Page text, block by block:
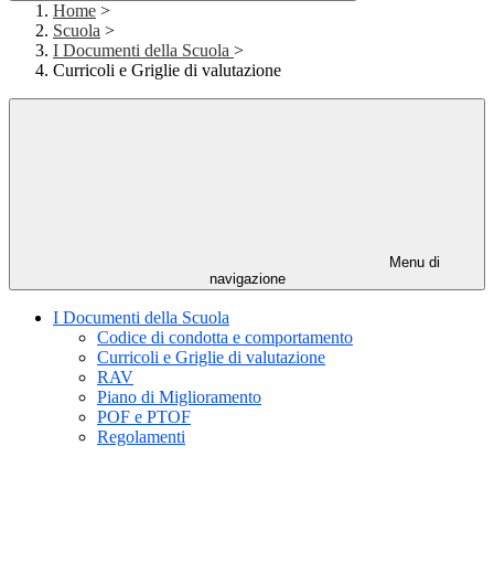
Home >
Scuola >
I Documenti della Scuola >
Curricoli e Griglie di valutazione
Menu di
navigazione
I Documenti della Scuola
Codice di condotta e comportamento
Curricoli e Griglie di valutazione
RAV
Piano di Miglioramento
POF e PTOF
Regolamenti